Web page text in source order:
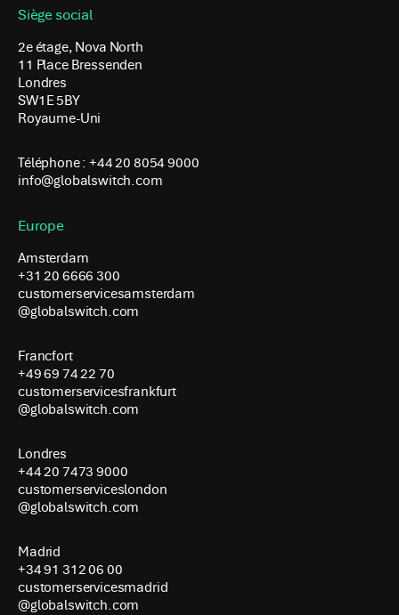
Siège social
2e étage, Nova North
11 Place Bressenden
Londres
SW1E 5BY
Royaume-Uni
Téléphone : +44 20 8054 9000
info@globalswitch.com
Europe
Amsterdam
+31 20 6666 300
customerservicesamsterdam
@globalswitch.com
Francfort
+49 69 74 22 70
customerservicesfrankfurt
@globalswitch.com
Londres
+44 20 7473 9000
customerserviceslondon
@globalswitch.com
Madrid
+34 91 312 06 00
customerservicesmadrid
@globalswitch.com